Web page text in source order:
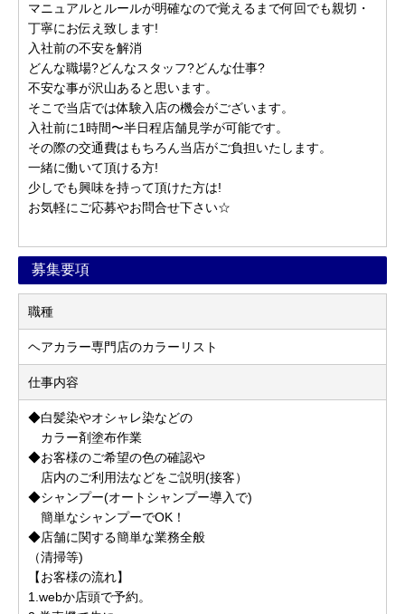
マニュアルとルールが明確なので覚えるまで何回でも親切・
丁寧にお伝え致します!
入社前の不安を解消
どんな職場?どんなスタッフ?どんな仕事?
不安な事が沢山あると思います。
そこで当店では体験入店の機会がございます。
入社前に1時間〜半日程店舗見学が可能です。
その際の交通費はもちろん当店がご負担いたします。
一緒に働いて頂ける方!
少しでも興味を持って頂けた方は!
お気軽にご応募やお問合せ下さい☆
募集要項
職種
ヘアカラー専門店のカラーリスト
仕事内容
◆白髪染やオシャレ染などの
カラー剤塗布作業
◆お客様のご希望の色の確認や
店内のご利用法などをご説明(接客）
◆シャンプー(オートシャンプー導入で)
簡単なシャンプーでOK！
◆店舗に関する簡単な業務全般
（清掃等)
【お客様の流れ】
1.webか店頭で予約。